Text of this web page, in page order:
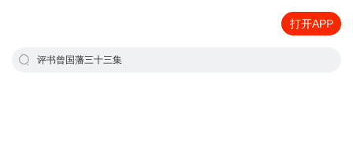
打开APP
评书曾国藩三十三集